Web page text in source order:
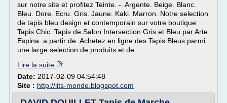
sur notre site et profitez Teinte. -. Argente. Beige. Blanc.
Bleu. Dore. Ecru. Gris. Jaune. Kaki. Marron. Notre selection
de tapis bleu design et contemporain sur votre boutique
Tapis Chic. Tapis de Salon Intersection Gris et Bleu par Arte
Espina. a partir de. Achetez en ligne des Tapis Bleus parmi
une large selection de produits et de...
Lire la suite
Date: 2017-02-09 04:54:48
Site : http://lits-monde.blogspot.com